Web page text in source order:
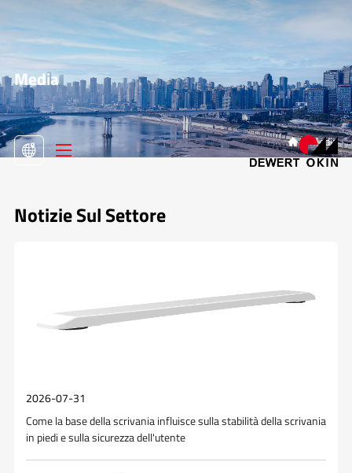
Media
 >Media
Notizie Sul Settore
2026-07-31
Come la base della scrivania influisce sulla stabilità della scrivania
in piedi e sulla sicurezza dell'utente